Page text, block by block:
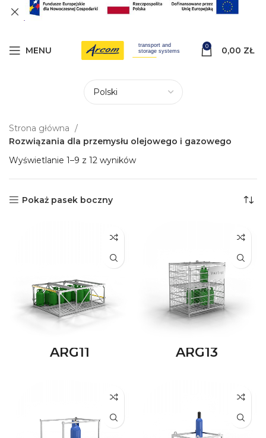
MENU 0 0,00 ZŁ
Strona główna
Rozwiązania dla przemysłu olejowego i gazowego
Wyświetlanie 1–9 z 12 wyników
Pokaż pasek boczny
ARG11 ARG13